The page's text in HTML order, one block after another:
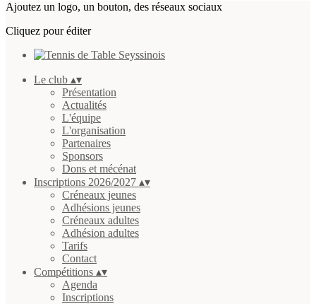
Ajoutez un logo, un bouton, des réseaux sociaux
Cliquez pour éditer
Le club ▴▾
Présentation
Actualités
L'équipe
L'organisation
Partenaires
Sponsors
Dons et mécénat
Inscriptions 2026/2027 ▴▾
Créneaux jeunes
Adhésions jeunes
Créneaux adultes
Adhésion adultes
Tarifs
Contact
Compétitions ▴▾
Agenda
Inscriptions